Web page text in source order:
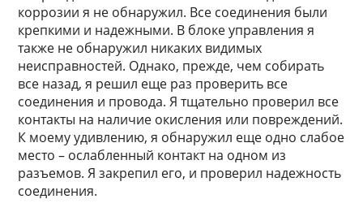
коррозии я не обнаружил. Все соединения были
крепкими и надежными. В блоке управления я
также не обнаружил никаких видимых
неисправностей. Однако, прежде, чем собирать
все назад, я решил еще раз проверить все
соединения и провода. Я тщательно проверил все
контакты на наличие окисления или повреждений.
К моему удивлению, я обнаружил еще одно слабое
место – ослабленный контакт на одном из
разъемов. Я закрепил его, и проверил надежность
соединения.